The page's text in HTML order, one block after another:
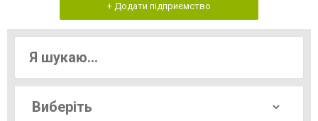
+ Додати підприємство